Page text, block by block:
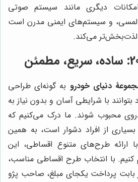
دیگری مانند سیستم صوتی
و سیستم‌های ایمنی مدرن است
لذت‌بخش‌تر می‌کند.
دنیای خودرو به گونه‌ای طراحی
با شرایطی آسان و بدون نیاز به
محبوب شوند. ما درک می‌کنیم که
از افراد دشوار است، به همین
ارائه طرح‌های متنوع اقساطی، این
کنیم. با انتخاب طرح اقساطی مناسب،
بابت پرداخت یکجای مبلغ، صاحب پژو